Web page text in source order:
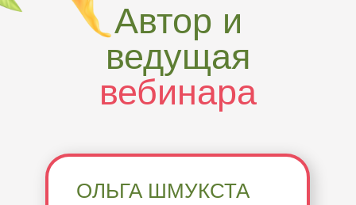
Автор и
ведущая
вебинара
ОЛЬГА ШМУКСТА